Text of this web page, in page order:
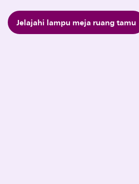
Jelajahi lampu meja ruang tamu